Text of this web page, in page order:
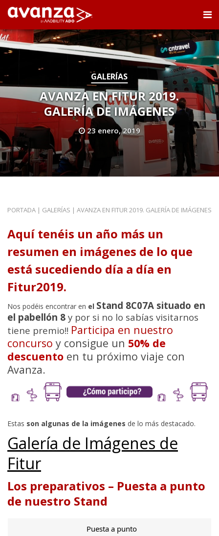
GALERÍAS
AVANZA EN FITUR 2019.
GALERÍA DE IMÁGENES
23 enero, 2019
PORTADA | GALERÍAS | AVANZA EN FITUR 2019. GALERÍA DE IMÁGENES
Aquí tenéis un año más un
resumen en imágenes de lo que
está sucediendo día a día en
Fitur2019.
Nos podéis encontrar en el Stand 8C07A situado en
el pabellón 8 y por si no lo sabías visitarnos
tiene premio!! Participa en nuestro
concurso y consigue un 50% de
descuento en tu próximo viaje con
Avanza.
Estas son algunas de la imágenes de lo más destacado.
Galería de Imágenes de
Fitur
Los preparativos – Puesta a punto
de nuestro Stand
Puesta a punto